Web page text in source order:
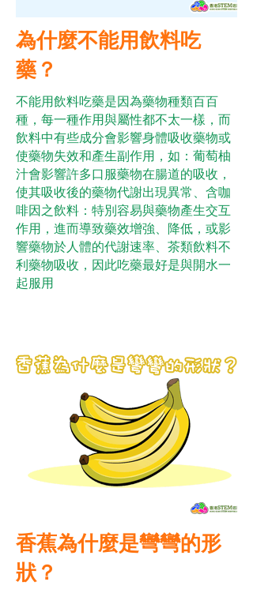
為什麼不能用飲料吃
藥？
不能用飲料吃藥是因為藥物種類百百
種，每一種作用與屬性都不太一樣，而
飲料中有些成分會影響身體吸收藥物或
使藥物失效和產生副作用，如：葡萄柚
汁會影響許多口服藥物在腸道的吸收，
使其吸收後的藥物代謝出現異常、含咖
啡因之飲料：特別容易與藥物產生交互
作用，進而導致藥效增強、降低，或影
響藥物於人體的代謝速率、茶類飲料不
利藥物吸收，因此吃藥最好是與開水一
起服用
香蕉為什麼是彎彎的形
狀？